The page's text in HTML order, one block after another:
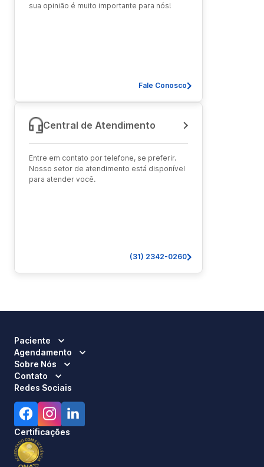
sua opinião é muito importante para nós!
Fale Conosco
Central de Atendimento
Entre em contato por telefone, se preferir.
Nosso setor de atendimento está disponível
para atender você.
(31) 2342-0260
Paciente
Agendamento
Sobre Nós
Contato
Redes Sociais
Certificações